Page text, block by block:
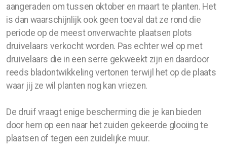
aangeraden om tussen oktober en maart te planten. Het
is dan waarschijnlijk ook geen toeval dat ze rond die
periode op de meest onverwachte plaatsen plots
druivelaars verkocht worden. Pas echter wel op met
druivelaars die in een serre gekweekt zijn en daardoor
reeds bladontwikkeling vertonen terwijl het op de plaats
waar jij ze wil planten nog kan vriezen.
De druif vraagt enige bescherming die je kan bieden
door hem op een naar het zuiden gekeerde glooiing te
plaatsen of tegen een zuidelijke muur.